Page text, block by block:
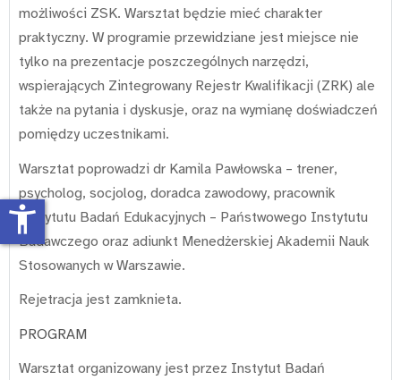
możliwości ZSK. Warsztat będzie mieć charakter
praktyczny. W programie przewidziane jest miejsce nie
tylko na prezentacje poszczególnych narzędzi,
wspierających Zintegrowany Rejestr Kwalifikacji (ZRK) ale
także na pytania i dyskusje, oraz na wymianę doświadczeń
pomiędzy uczestnikami.
Warsztat poprowadzi dr Kamila Pawłowska – trener,
psycholog, socjolog, doradca zawodowy, pracownik
Instytutu Badań Edukacyjnych – Państwowego Instytutu
Badawczego oraz adiunkt Menedżerskiej Akademii Nauk
Stosowanych w Warszawie.
Rejetracja jest zamknieta.
PROGRAM
Warsztat organizowany jest przez Instytut Badań
accessibility_new